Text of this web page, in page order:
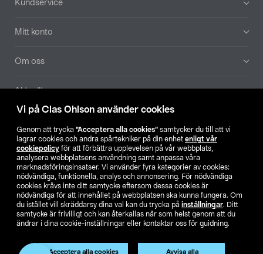
Vi på Clas Ohlson använder cookies
Genom att trycka ”Acceptera alla cookies” samtycker du till att vi
lagrar cookies och andra spårtekniker på din enhet enligt vår
cookiepolicy för att förbättra upplevelsen på vår webbplats,
analysera webbplatsens användning samt anpassa våra
marknadsföringsinsatser. Vi använder fyra kategorier av cookies:
nödvändiga, funktionella, analys och annonsering. För nödvändiga
cookies krävs inte ditt samtycke eftersom dessa cookies är
nödvändiga för att innehållet på webbplatsen ska kunna fungera. Om
du istället vill skräddarsy dina val kan du trycka på inställningar. Ditt
samtycke är frivilligt och kan återkallas när som helst genom att du
ändrar i dina cookie-inställningar eller kontaktar oss för guidning.
Acceptera alla cookies Avvisa alla
Kundservice
Mitt konto
Om oss
Aktuellt
Hitta butik
SE NO FI